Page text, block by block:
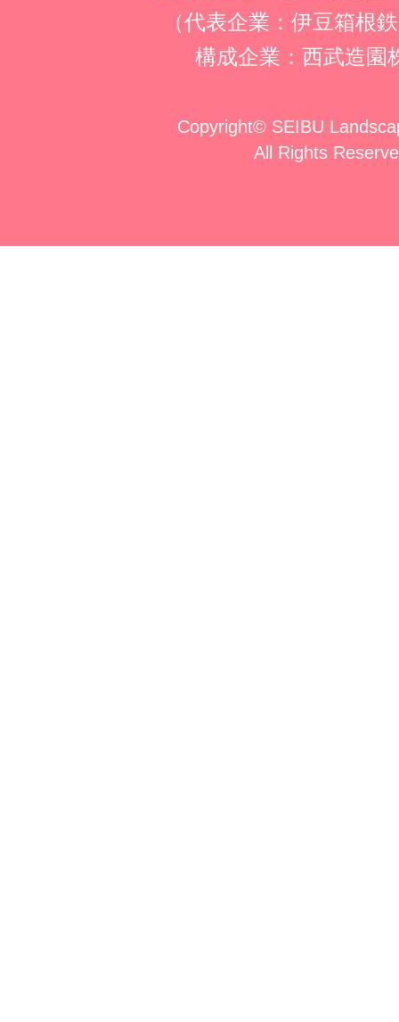
（代表企業：伊豆箱根
構成企業：西武造園
Copyright©SEIBU
All Rights